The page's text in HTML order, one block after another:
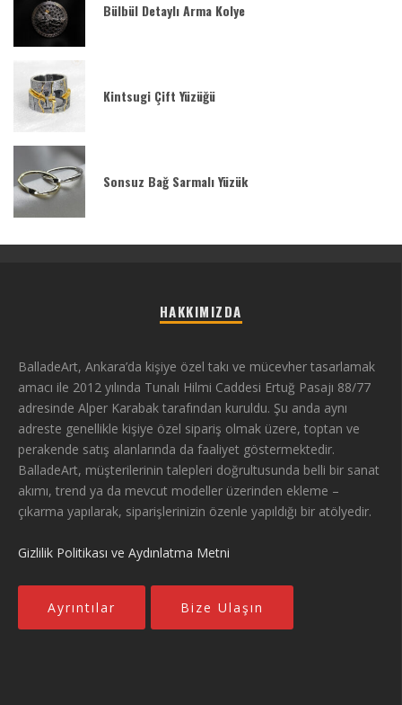
Bülbül Detaylı Arma Kolye
Kintsugi Çift Yüzüğü
Sonsuz Bağ Sarmalı Yüzük
HAKKIMIZDA
BalladeArt, Ankara’da kişiye özel takı ve mücevher tasarlamak
amacı ile 2012 yılında Tunalı Hilmi Caddesi Ertuğ Pasajı 88/77
adresinde Alper Karabak tarafından kuruldu. Şu anda aynı
adreste genellikle kişiye özel sipariş olmak üzere, toptan ve
perakende satış alanlarında da faaliyet göstermektedir.
BalladeArt, müşterilerinin talepleri doğrultusunda belli bir sanat
akımı, trend ya da mevcut modeller üzerinden ekleme –
çıkarma yapılarak, siparişlerinizin özenle yapıldığı bir atölyedir.
Gizlilik Politikası ve Aydınlatma Metni
Ayrıntılar Bize Ulaşın